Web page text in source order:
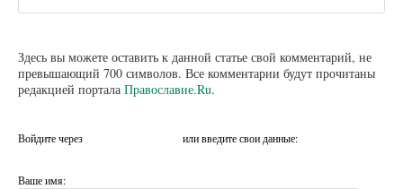
Здесь вы можете оставить к данной статье свой комментарий, не
превышающий 700 символов. Все комментарии будут прочитаны
редакцией портала Православие.Ru.
Войдите через или введите свои данные:
Ваше имя: